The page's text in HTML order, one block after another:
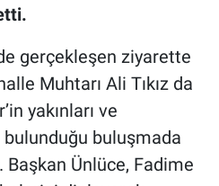
gerçekleşen ziyarette
Muhtarı Ali Tıkız da
yakınları ve
bulunduğu buluşmada
Başkan Ünlüce, Fadime